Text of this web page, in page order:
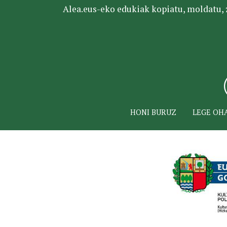
Alea.eus-eko edukiak kopiatu,
HONI BURUZ LEGE